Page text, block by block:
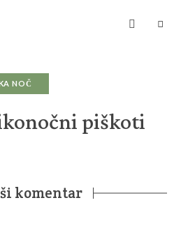
NOČ
piškoti
komentar